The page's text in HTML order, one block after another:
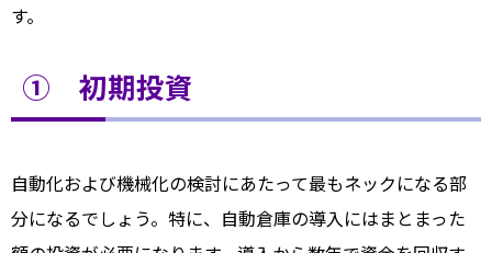
す。
① 初期投資
自動化および機械化の検討にあたって最もネックになる部
分になるでしょう。特に、自動倉庫の導入にはまとまった